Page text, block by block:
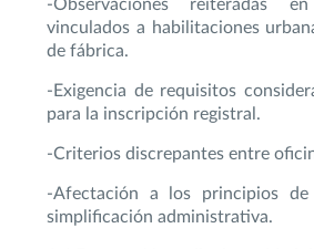
vinculados a habilitaciones
de fábrica.
-Exigencia de requisitos
para la inscripción registral.
-Criterios discrepantes entre
-Afectación a los principios
simplificación administrativa.